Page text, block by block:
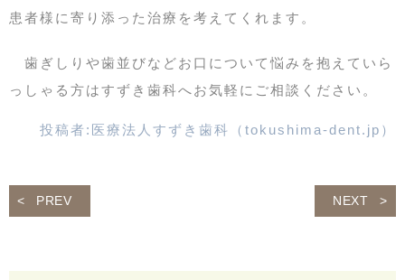
患者様に寄り添った治療を考えてくれます。
歯ぎしりや歯並びなどお口について悩みを抱えていら
っしゃる方はすずき歯科へお気軽にご相談ください。
投稿者: 医療法人すずき歯科（tokushima-dent.jp）
PREV NEXT